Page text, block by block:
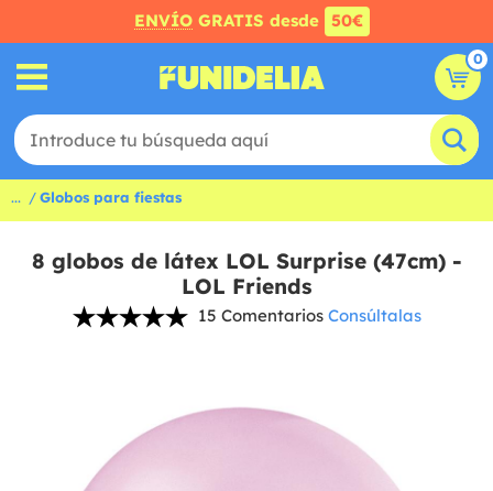
ENVÍO GRATIS desde 50€
0
... Globos para fiestas
8 globos de látex LOL Surprise (47cm) -
LOL Friends
15 Comentarios Consúltalas